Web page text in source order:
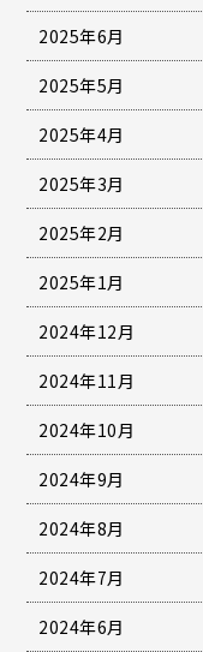
2025年6月
2025年5月
2025年4月
2025年3月
2025年2月
2025年1月
2024年12月
2024年11月
2024年10月
2024年9月
2024年8月
2024年7月
2024年6月